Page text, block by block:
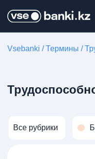
Vsebanki /Термины /
Все рубрики